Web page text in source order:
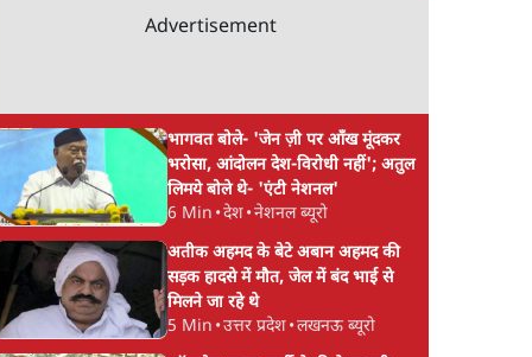
Advertisement
भागवत बोले- 'जेन ज़ी पर आँख मूंदकर
भरोसा, आंदोलन देश-विरोधी नहीं'; अतुल
लिमये बोले थे- 'एंटी नेशनल'
6 Min •देश•नेशनल ब्यूरो
अतीक अहमद के बेटे अबान अहमद की
सड़क हादसे में मौत, जेल में बंद भाई से
मिलने जा रहे थे
5 Min •उत्तर प्रदेश•लखनऊ ब्यूरो